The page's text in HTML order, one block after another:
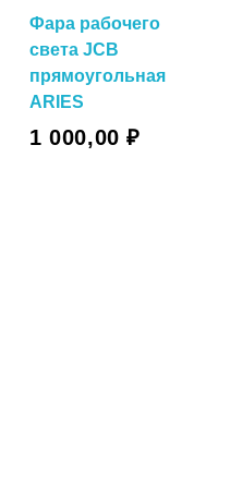
Фара рабочего
света JCB
прямоугольная
ARIES
1 000,00₽